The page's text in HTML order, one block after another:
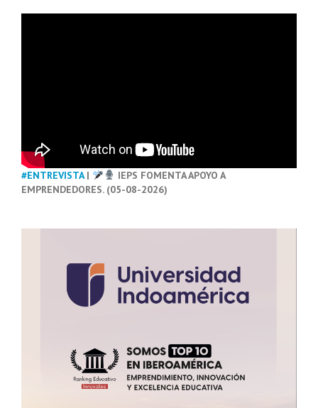
#ENTREVISTA|
IEPS FOMENTA APOYO A
EMPRENDEDORES. (05-08-2026)